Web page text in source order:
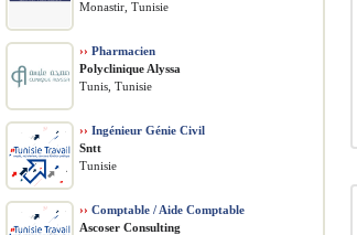
Monastir, Tunisie
›› Pharmacien
Polyclinique Alyssa
Tunis, Tunisie
›› Ingénieur Génie Civil
Sntt
Tunisie
›› Comptable / Aide Comptable
Ascoser Consulting